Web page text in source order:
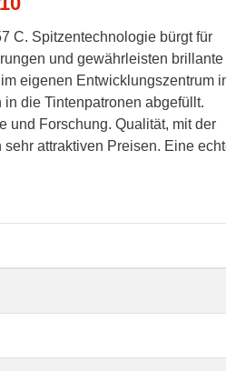
C. Spitzentechnologie bürgt für
und gewährleisten brillante
eigenen Entwicklungszentrum
die Tintenpatronen abgefüllt.
und Forschung. Qualität, mit der
attraktiven Preisen. Eine